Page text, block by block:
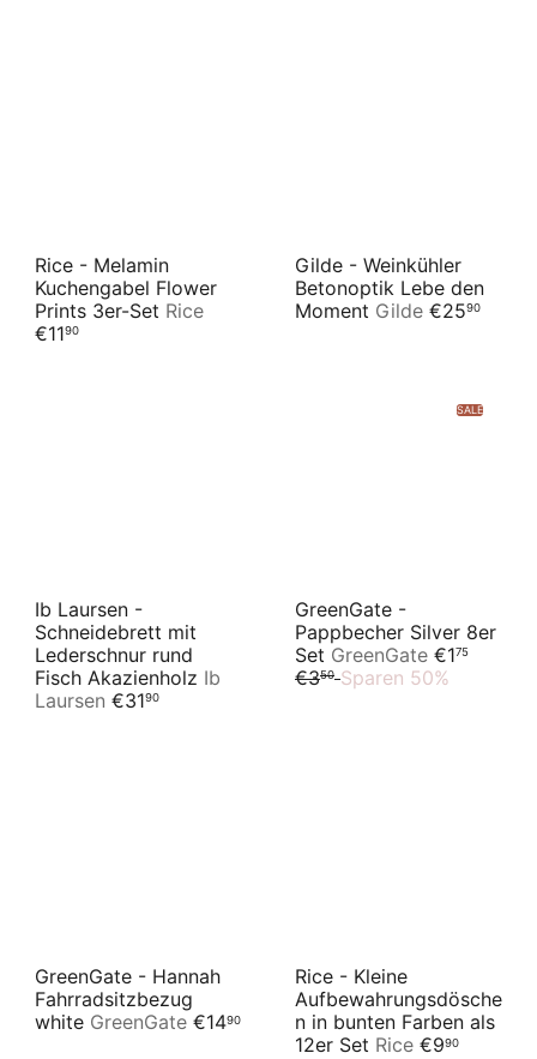
Rice - Melamin
Kuchengabel Flower
Prints 3er-Set Rice
€1190
Gilde - Weinkühler
Betonoptik Lebe den
Moment Gilde €2590
Ib Laursen -
Schneidebrett mit
Lederschnur rund
Fisch Akazienholz Ib
Laursen €3190
SALE
GreenGate -
Pappbecher Silver 8er
Set GreenGate S
o
€175N
€350 Sparen 50%
GreenGate - Hannah
Fahrradsitzbezug
white GreenGate €1490
Rice - Kleine
Aufbewahrungsdösche
n in bunten Farben als
12er Set Rice €990